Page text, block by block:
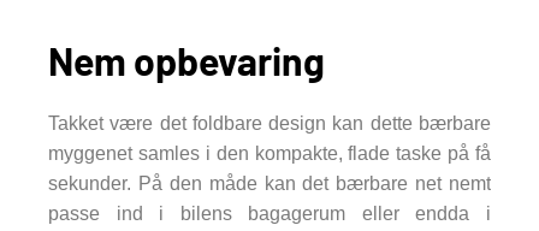
Nem opbevaring
Takket være det foldbare design kan dette bærbare
myggenet samles i den kompakte, flade taske på få
sekunder. På den måde kan det bærbare net nemt
passe ind i bilens bagagerum eller endda i